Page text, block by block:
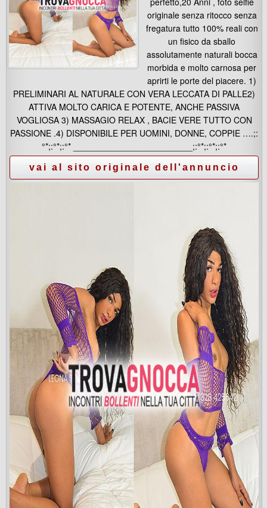
originale senza ritocco senza
fregatura tutto 100% reali con
un fisico da sballo
assolutamente naturali bocca
morbida e molto carnosa per
aprirti le porte del piacere. 1)
PRELIMINARI AL NATURALE CON VERA LECCATA DI PALLE2)
ATTIVA MOLTO CARICA E POTENTE, ANCHE PASSIVA
VOGLIOSA 3) MASSAGIO RELAX , BACIE VERE TUTTO CON
PASSIONE .4) DISPONIBILE PER UOMINI, DONNE, COPPIE ….;:
°*;:°*;:°* _________________________;:°*;:°*;:°*